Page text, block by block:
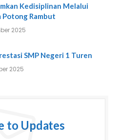
Kedisiplinan Melalui
Potong Rambut
2025
SMP Negeri 1 Turen
2025
to Updates